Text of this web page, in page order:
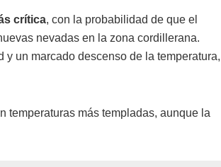
crítica, con la probabilidad de que el
nevadas en la zona cordillerana.
un marcado descenso de la temperatura,
temperaturas más templadas, aunque la